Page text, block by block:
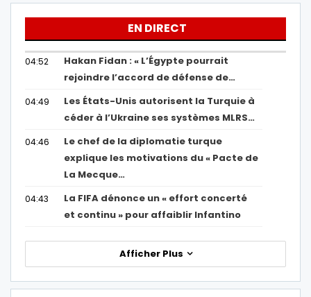
EN DIRECT
04:52
Hakan Fidan : « L’Égypte pourrait
rejoindre l’accord de défense de…
04:49
Les États-Unis autorisent la Turquie à
céder à l’Ukraine ses systèmes MLRS…
04:46
Le chef de la diplomatie turque
explique les motivations du « Pacte de
La Mecque…
04:43
La FIFA dénonce un « effort concerté
et continu » pour affaiblir Infantino
Afficher Plus